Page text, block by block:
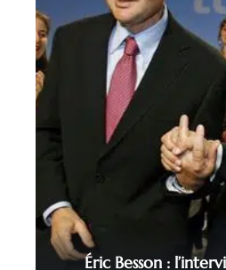
Éric Besson :